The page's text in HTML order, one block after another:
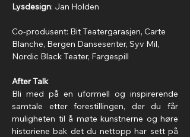
Lysdesign: Jan Holden
Co-produsent: Bit Teatergarasjen, Carte
Blanche, Bergen Dansesenter, Syv Mil,
Nordic Black Teater, Fargespill
After Talk
Bli med på en uformell og inspirerende
samtale etter forestillingen, der du får
muligheten til å møte kunstnerne og høre
historiene bak det du nettopp har sett på